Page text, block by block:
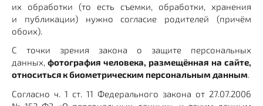
их обработки (то есть съемки, обработки, хранения
и публикации) нужно согласие родителей (причём
обоих).
С точки зрения закона о защите персональных
данных,фотография человека, размещённая на сайте,
относиться к биометрическим персональным данным.
Согласно ч. 1 ст. 11 Федерального закона от 27.07.2006